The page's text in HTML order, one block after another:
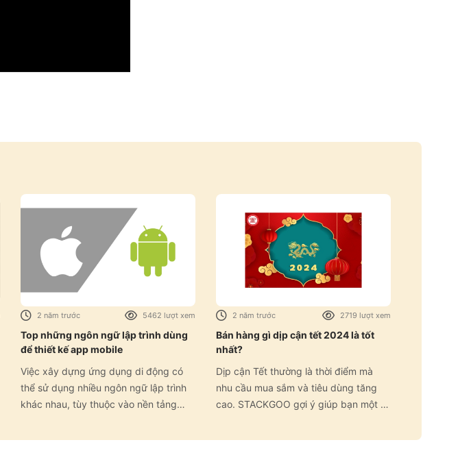
2 năm trước 5462 lượt xem
Top những ngôn ngữ lập trình dùng
để thiết kế app mobile
Việc xây dựng ứng dụng di động có
thể sử dụng nhiều ngôn ngữ lập trình
khác nhau, tùy thuộc vào nền tảng
2 năm trước 2719 lượt xem
Bán hàng gì dịp cận tết 2024 là tốt
nhất?
Dịp cận Tết thường là thời điểm mà
nhu cầu mua sắm và tiêu dùng tăng
cao. STACKGOO gợi ý giúp bạn một số